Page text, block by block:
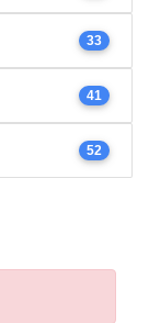
33
41
52